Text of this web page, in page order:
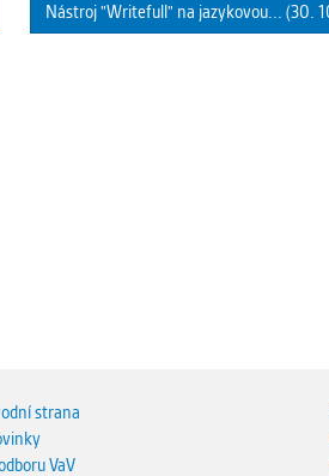
Nástroj "Writefull" na jazykovou... (30.
strana
VaV